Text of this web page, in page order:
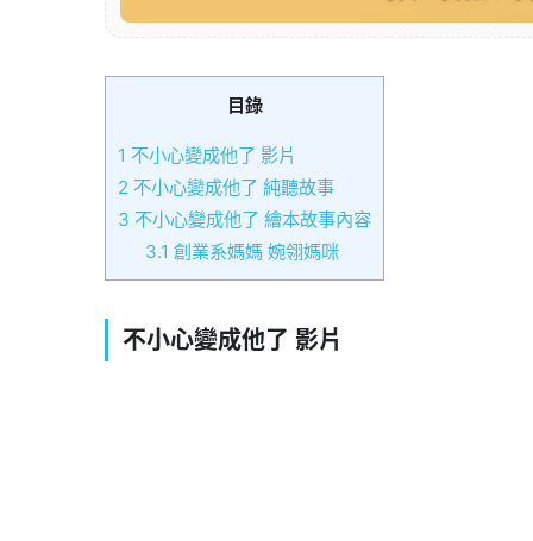
目錄
1 不小心變成他了 影片
2 不小心變成他了 純聽故事
3 不小心變成他了 繪本故事內容
3.1 創業系媽媽 婉翎媽咪
不小心變成他了 影片